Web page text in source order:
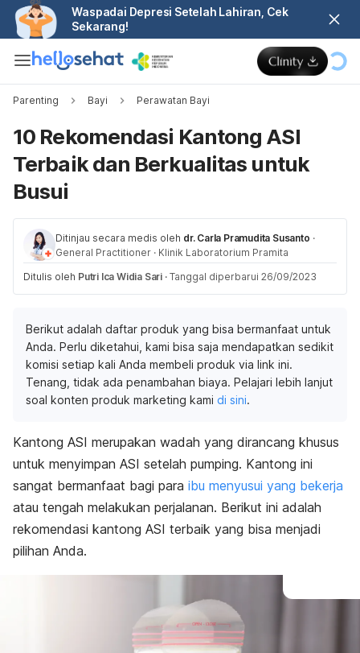
Waspadai Depresi Setelah Lahiran, Cek
Sekarang!
Parenting Bayi Perawatan Bayi
10 Rekomendasi Kantong ASI
Terbaik dan Berkualitas untuk
Busui
Ditinjau secara medis oleh dr. Carla Pramudita Susanto ·
General Practitioner · Klinik Laboratorium Pramita
Ditulis oleh Putri Ica Widia Sari · Tanggal diperbarui 26/09/2023
Berikut adalah daftar produk yang bisa bermanfaat untuk
Anda. Perlu diketahui, kami bisa saja mendapatkan sedikit
komisi setiap kali Anda membeli produk via link ini.
Tenang, tidak ada penambahan biaya. Pelajari lebih lanjut
soal konten produk marketing kami di sini.
Kantong ASI merupakan wadah yang dirancang khusus
untuk menyimpan ASI setelah pumping. Kantong ini
sangat bermanfaat bagi para ibu menyusui yang bekerja
atau tengah melakukan perjalanan. Berikut ini adalah
rekomendasi kantong ASI terbaik yang bisa menjadi
pilihan Anda.